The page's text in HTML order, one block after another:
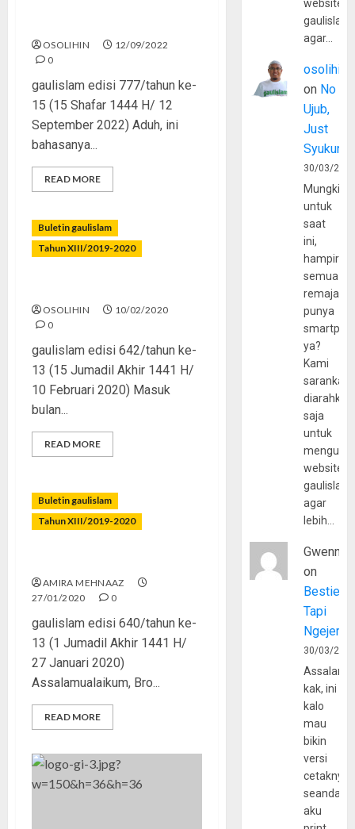
OSOLIHIN
12/09/2022
0
gaulislam edisi 777/tahun ke-
15 (15 Shafar 1444 H/ 12
September 2022) Aduh, ini
bahasanya...
READ MORE
Buletin gaulislam
Tahun XIII/2019-2020
OSOLIHIN
10/02/2020
0
gaulislam edisi 642/tahun ke-
13 (15 Jumadil Akhir 1441 H/
10 Februari 2020) Masuk
bulan...
READ MORE
Buletin gaulislam
Tahun XIII/2019-2020
AMIRA MEHNAAZ
27/01/2020
0
gaulislam edisi 640/tahun ke-
13 (1 Jumadil Akhir 1441 H/
27 Januari 2020)
Assalamualaikum, Bro...
READ MORE
website
agar…
osolihin
on No
Ujub,
Just
Syukur
30/03/
Mungkin
untuk
saat
ini,
hampir
semua
remaja
punya
ya?
Kami
sarankan,
diarahkan
saja
untuk
website
agar
lebih…
Gwenny
on
Bestie
Tapi
30/03/
kak, ini
kalo
mau
bikin
versi
cetaknya
aku